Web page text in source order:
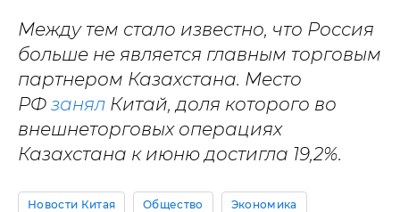
Между тем стало известно, что Россия
больше не является главным торговым
партнером Казахстана. Место
РФ занял Китай, доля которого во
внешнеторговых операциях
Казахстана к июню достигла 19,2%.
Новости Китая Общество Экономика